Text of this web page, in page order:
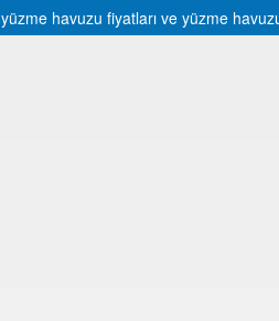
havuzu fiyatları ve yüzme